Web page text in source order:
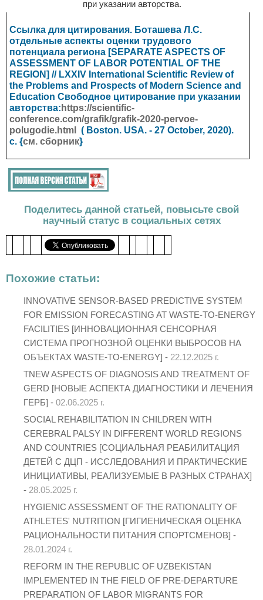
при указании авторства.
Ссылка для цитирования. Боташева Л.С.
отдельные аспекты оценки трудового
потенциала региона [SEPARATE ASPECTS OF
ASSESSMENT OF LABOR POTENTIAL OF THE
REGION] // LXXIV International Scientific Review of
the Problems and Prospects of Modern Science and
Education Свободное цитирование при указании
авторства: https://scientific-
conference.com/grafik/grafik-2020-pervoe-
polugodie.html
( Boston. USA. - 27 October, 2020).
с. {см. сборник}
Поделитесь данной статьей, повысьте свой
научный статус в социальных сетях
Похожие статьи:
INNOVATIVE SENSOR-BASED PREDICTIVE SYSTEM
FOR EMISSION FORECASTING AT WASTE-TO-ENERGY
FACILITIES [ИННОВАЦИОННАЯ СЕНСОРНАЯ
СИСТЕМА ПРОГНОЗНОЙ ОЦЕНКИ ВЫБРОСОВ НА
ОБЪЕКТАХ WASTE-TO-ENERGY] - 22.12.2025 г.
TNEW ASPECTS OF DIAGNOSIS AND TREATMENT OF
GERD [НОВЫЕ АСПЕКТА ДИАГНОСТИКИ И ЛЕЧЕНИЯ
ГЕРБ] - 02.06.2025 г.
SOCIAL REHABILITATION IN CHILDREN WITH
CEREBRAL PALSY IN DIFFERENT WORLD REGIONS
AND COUNTRIES [СОЦИАЛЬНАЯ РЕАБИЛИТАЦИЯ
ДЕТЕЙ С ДЦП - ИССЛЕДОВАНИЯ И ПРАКТИЧЕСКИЕ
ИНИЦИАТИВЫ, РЕАЛИЗУЕМЫЕ В РАЗНЫХ СТРАНАХ]
- 28.05.2025 г.
HYGIENIC ASSESSMENT OF THE RATIONALITY OF
ATHLETES' NUTRITION [ГИГИЕНИЧЕСКАЯ ОЦЕНКА
РАЦИОНАЛЬНОСТИ ПИТАНИЯ СПОРТСМЕНОВ] -
28.01.2024 г.
REFORM IN THE REPUBLIC OF UZBEKISTAN
IMPLEMENTED IN THE FIELD OF PRE-DEPARTURE
PREPARATION OF LABOR MIGRANTS FOR